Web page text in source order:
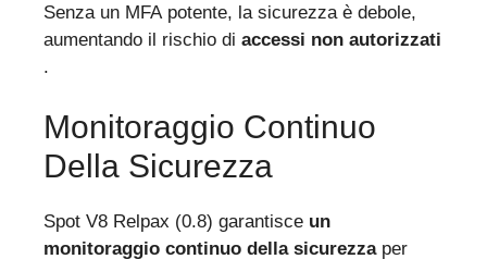
Senza un MFA potente, la sicurezza è debole,
aumentando il rischio di accessi non autorizzati
.
Monitoraggio Continuo
Della Sicurezza
Spot V8 Relpax (0.8) garantisce un
monitoraggio continuo della sicurezzaper